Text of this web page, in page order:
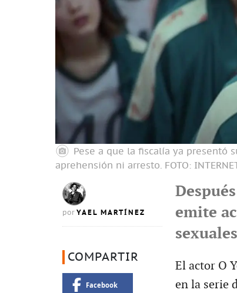
Pese a que la fiscalía ya presentó
aprehensión ni arresto. FOTO:
por YAEL MARTÍNEZ
COMPARTIR
Facebook
emite
El actor O
en la serie